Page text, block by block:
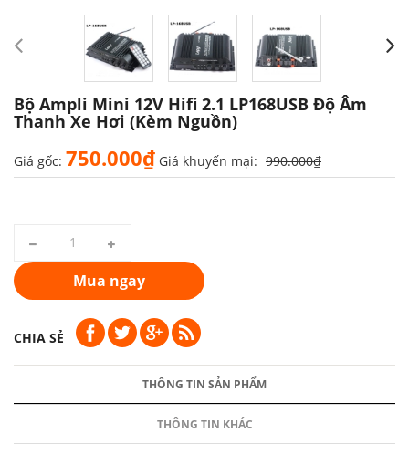
Bộ Ampli Mini 12V Hifi 2.1 LP168USB Độ Âm
Thanh Xe Hơi (Kèm Nguồn)
Giá gốc: 750.000₫ Giá khuyến mại: 990.000₫
Mua ngay
CHIA SẺ
THÔNG TIN SẢN PHẨM
THÔNG TIN KHÁC